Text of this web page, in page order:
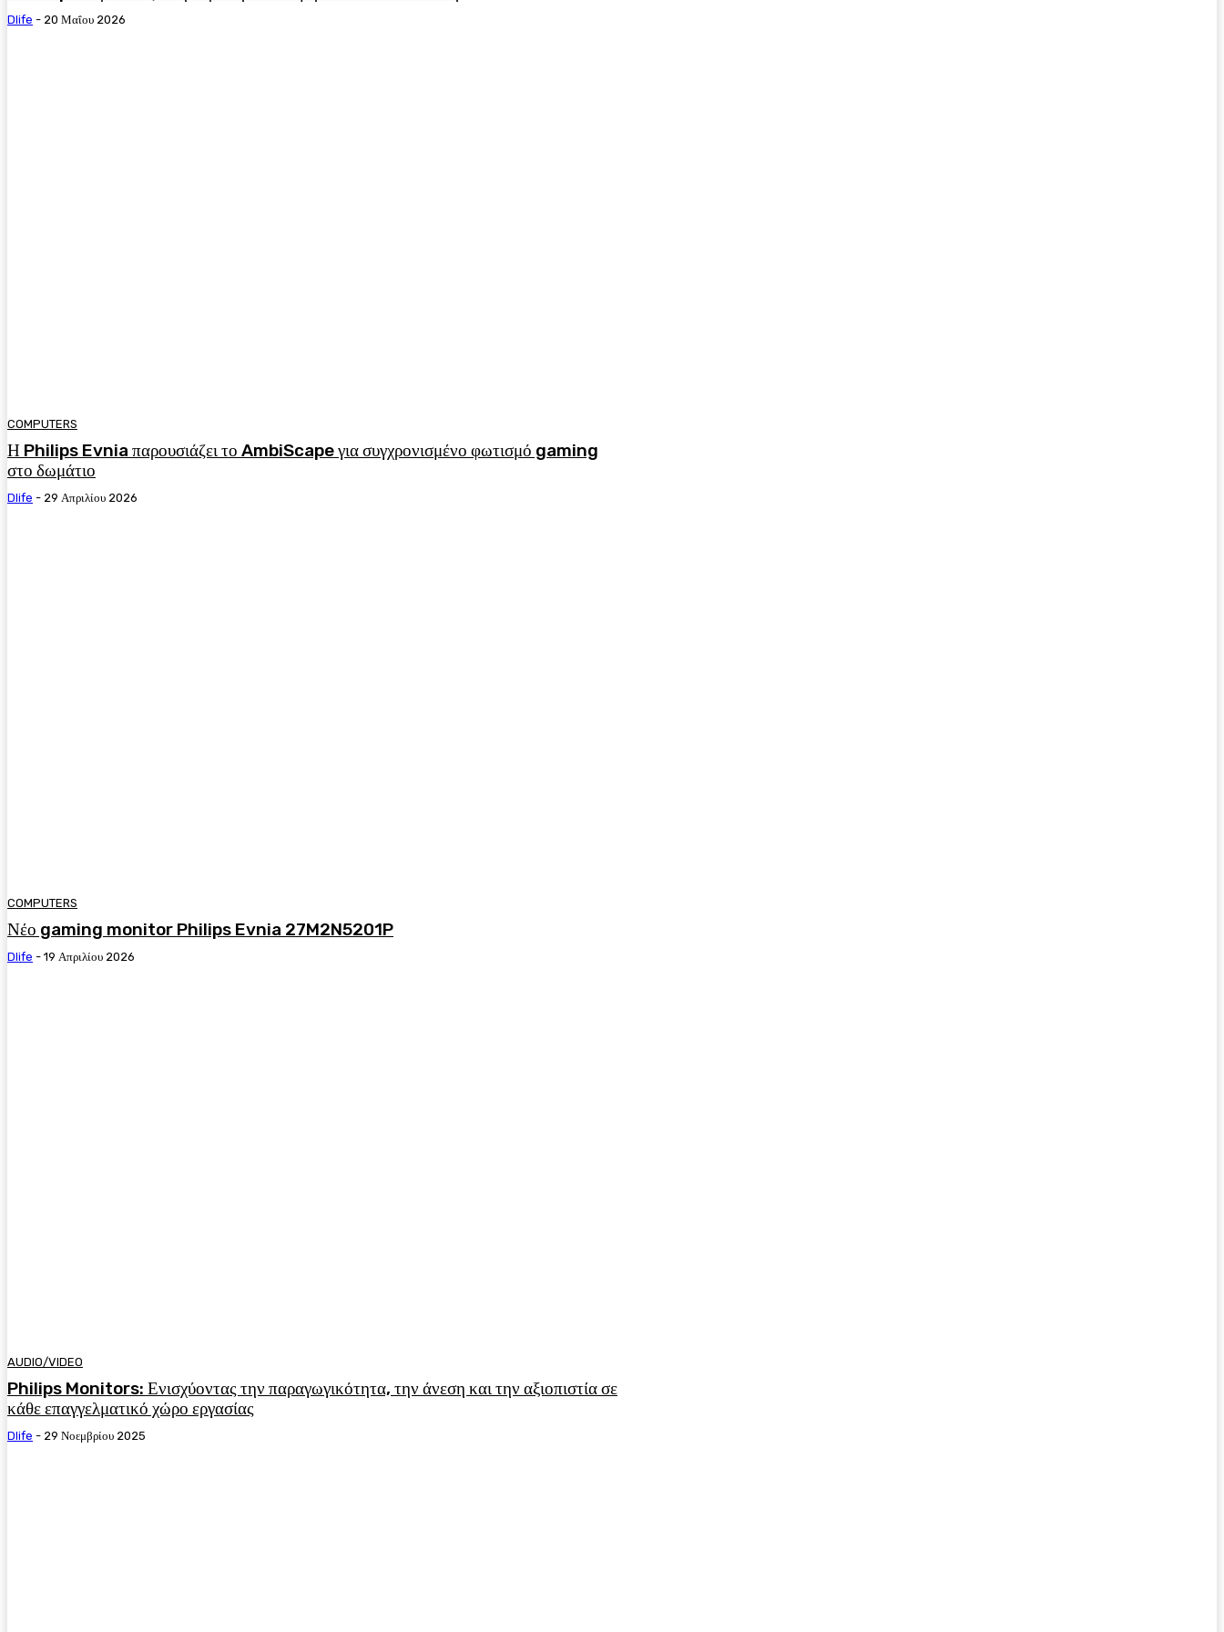
Dlife - 20 Μαΐου 2026
COMPUTERS
Η Philips Evnia παρουσιάζει το AmbiScape για συγχρονισμένο φωτισμό gaming
στο δωμάτιο
Dlife - 29 Απριλίου 2026
COMPUTERS
Νέο gaming monitor Philips Evnia 27M2N5201P
Dlife - 19 Απριλίου 2026
AUDIO/VIDEO
Philips Monitors: Ενισχύοντας την παραγωγικότητα, την άνεση και την αξιοπιστία σε
κάθε επαγγελματικό χώρο εργασίας
Dlife - 29 Νοεμβρίου 2025